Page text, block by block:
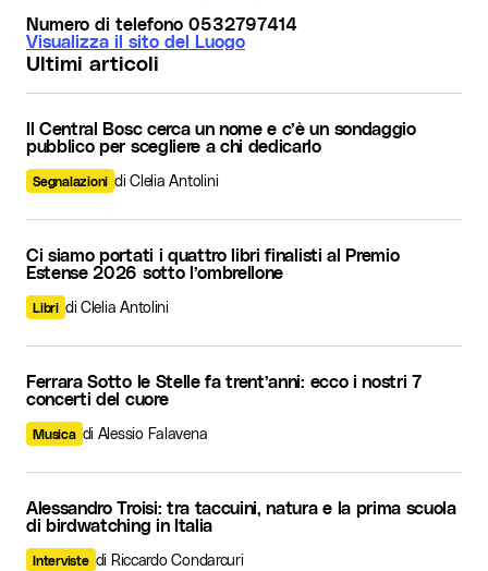
Numero di telefono 0532797414
Visualizza il sito del Luogo
Ultimi articoli
Il Central Bosc cerca un nome e c’è un sondaggio
pubblico per scegliere a chi dedicarlo
Segnalazioni di Clelia Antolini
Ci siamo portati i quattro libri finalisti al Premio
Estense 2026 sotto l’ombrellone
Libri di Clelia Antolini
Ferrara Sotto le Stelle fa trent’anni: ecco i nostri 7
concerti del cuore
Musica di Alessio Falavena
Alessandro Troisi: tra taccuini, natura e la prima scuola
di birdwatching in Italia
Interviste di Riccardo Condarcuri